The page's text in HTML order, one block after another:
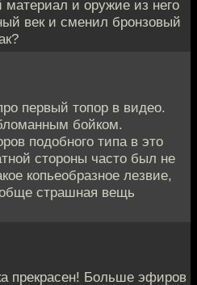
материал и оружие из него
век и сменил бронзовый
первый топор в видео.
бойком.
подобного типа в это
стороны часто был не
копьеобразное лезвие,
страшная вещь
прекрасен! Больше эфиров